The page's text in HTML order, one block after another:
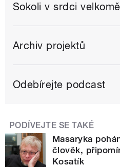
Sokoli v srdci
Archiv projektů
Odebírejte podcast
PODÍVEJTE SE TAKÉ
Masaryka
člověk,
Kosatík